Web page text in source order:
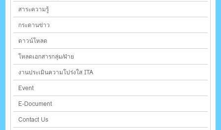
สาระความรู้
กระดานข่าว
ดาวน์โหลด
โหลดเอกสารกลุ่ม/ฝ่าย
งานประเมินความโปร่งใส ITA
Event
E-Document
Contact Us